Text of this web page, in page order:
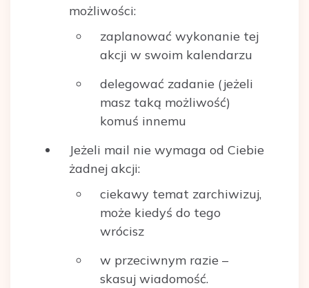
możliwości:
zaplanować wykonanie tej
akcji w swoim kalendarzu
delegować zadanie (jeżeli
masz taką możliwość)
komuś innemu
Jeżeli mail nie wymaga od Ciebie
żadnej akcji:
ciekawy temat zarchiwizuj,
może kiedyś do tego
wrócisz
w przeciwnym razie –
skasuj wiadomość.